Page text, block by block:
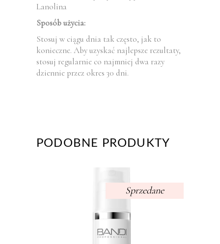
Lanolina
Sposób użycia:
Stosuj w ciągu dnia tak często, jak to
konieczne. Aby uzyskać najlepsze rezultaty,
stosuj regularnie co najmniej dwa razy
dziennie przez okres 30 dni.
PODOBNE PRODUKTY
Sprzedane